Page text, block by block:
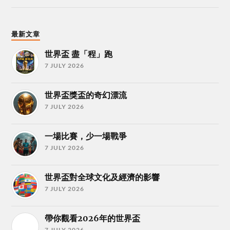
最新文章
世界盃 盡「程」跑
7 JULY 2026
世界盃獎盃的奇幻漂流
7 JULY 2026
一場比賽，少一場戰爭
7 JULY 2026
世界盃對全球文化及經濟的影響
7 JULY 2026
帶你觀看2026年的世界盃